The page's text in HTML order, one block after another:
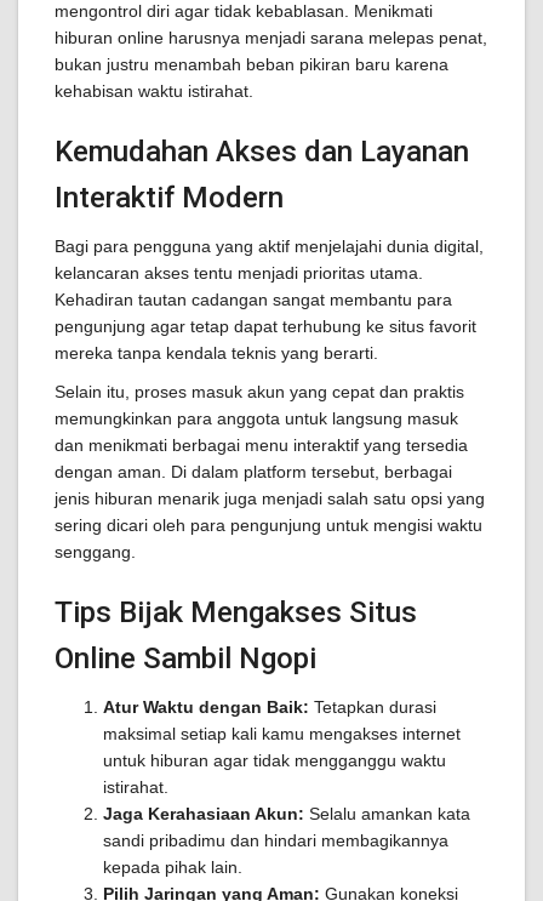
mengontrol diri agar tidak kebablasan. Menikmati
hiburan online harusnya menjadi sarana melepas penat,
bukan justru menambah beban pikiran baru karena
kehabisan waktu istirahat.
Kemudahan Akses dan Layanan
Interaktif Modern
Bagi para pengguna yang aktif menjelajahi dunia digital,
kelancaran akses tentu menjadi prioritas utama.
Kehadiran tautan cadangan sangat membantu para
pengunjung agar tetap dapat terhubung ke situs favorit
mereka tanpa kendala teknis yang berarti.
Selain itu, proses masuk akun yang cepat dan praktis
memungkinkan para anggota untuk langsung masuk
dan menikmati berbagai menu interaktif yang tersedia
dengan aman. Di dalam platform tersebut, berbagai
jenis hiburan menarik juga menjadi salah satu opsi yang
sering dicari oleh para pengunjung untuk mengisi waktu
senggang.
Tips Bijak Mengakses Situs
Online Sambil Ngopi
Atur Waktu dengan Baik: Tetapkan durasi
maksimal setiap kali kamu mengakses internet
untuk hiburan agar tidak mengganggu waktu
istirahat.
Jaga Kerahasiaan Akun: Selalu amankan kata
sandi pribadimu dan hindari membagikannya
kepada pihak lain.
Pilih Jaringan yang Aman: Gunakan koneksi